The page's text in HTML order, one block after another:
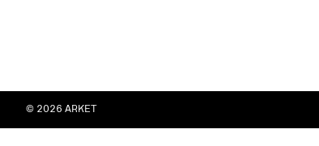
© 2026 ARKET